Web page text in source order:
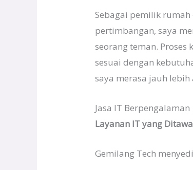
Sebagai pemilik rumah
pertimbangan, saya
seorang teman.
sesuai dengan
saya merasa jauh
Jasa IT Berpengalaman
Layanan IT yang
Gemilang Tech